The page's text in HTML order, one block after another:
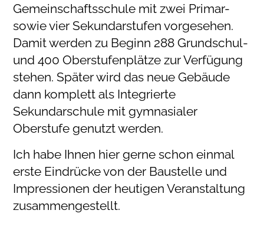
Gemeinschaftsschule mit zwei Primar-
sowie vier Sekundarstufen vorgesehen.
Damit werden zu Beginn 288 Grundschul-
und 400 Oberstufenplätze zur Verfügung
stehen. Später wird das neue Gebäude
dann komplett als Integrierte
Sekundarschule mit gymnasialer
Oberstufe genutzt werden.
Ich habe Ihnen hier gerne schon einmal
erste Eindrücke von der Baustelle und
Impressionen der heutigen Veranstaltung
zusammengestellt.